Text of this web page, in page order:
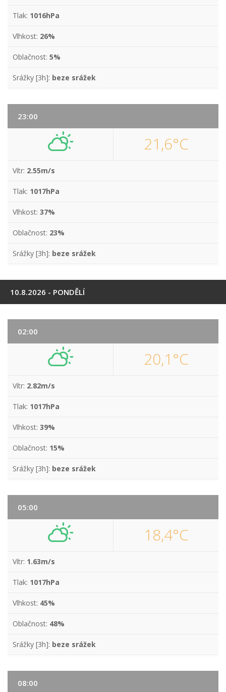
Tlak: 1016hPa
Vlhkost: 26%
Oblačnost: 5%
Srážky [3h]: beze srážek
23:00
21,6°C
Vítr: 2.55m/s
Tlak: 1017hPa
Vlhkost: 37%
Oblačnost: 23%
Srážky [3h]: beze srážek
10.8.2026 - PONDĚLÍ
02:00
20,1°C
Vítr: 2.82m/s
Tlak: 1017hPa
Vlhkost: 39%
Oblačnost: 15%
Srážky [3h]: beze srážek
05:00
18,4°C
Vítr: 1.63m/s
Tlak: 1017hPa
Vlhkost: 45%
Oblačnost: 48%
Srážky [3h]: beze srážek
08:00